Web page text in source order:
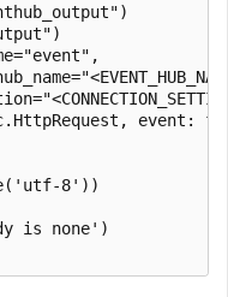
event:
8'))
is none')